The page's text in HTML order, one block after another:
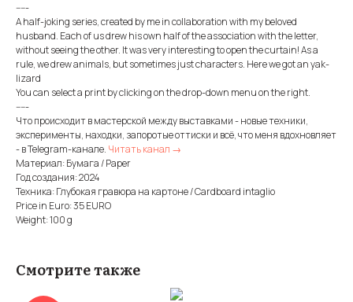
-----
A half-joking series, created by me in collaboration with my beloved
husband. Each of us drew his own half of the association with the letter,
without seeing the other. It was very interesting to open the curtain! As a
rule, we drew animals, but sometimes just characters. Here we got an yak-
lizard
You can select a print by clicking on the drop-down menu on the right.
-----
Что происходит в мастерской между выставками - новые техники,
эксперименты, находки, запоротые оттиски и всё, что меня вдохновляет
- в Telegram-канале. Читать канал →
Материал: Бумага / Paper
Год создания: 2024
Техника: Глубокая гравюра на картоне / Cardboard intaglio
Price in Euro: 35 EURO
Weight: 100 g
Смотрите также